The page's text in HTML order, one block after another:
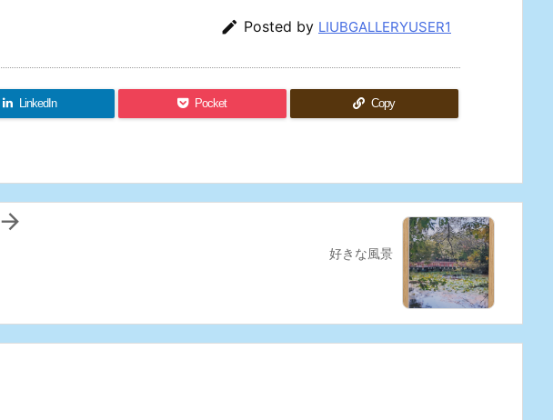
 Posted by LIUBGALLERYUSER1
LinkedIn Pocket Copy
好きな風景
